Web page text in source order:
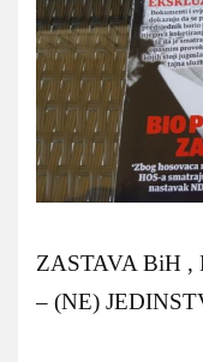
ZASTAVA BiH ,
– (NE)